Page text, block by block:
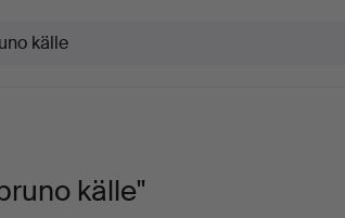
källe"